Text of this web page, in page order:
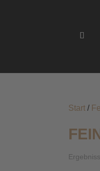
Start /